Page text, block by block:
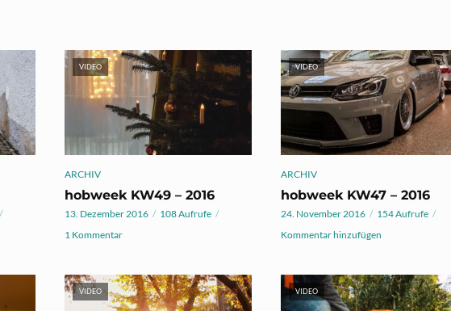
VIDEO
ARCHIV
hobweek KW49 – 2016
13. Dezember 2016
108 Aufrufe
1 Kommentar
VIDEO
ARCHIV
hobweek KW47 – 2016
24. November 2016
154 Aufrufe
Kommentar hinzufügen
VIDEO VIDEO